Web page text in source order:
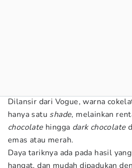
Dilansir dari Vogue, warna
hanya satu shade, melainkan
chocolate hingga dark chocolate
emas atau merah.
Daya tariknya ada pada hasil
hangat, dan mudah dipadukan